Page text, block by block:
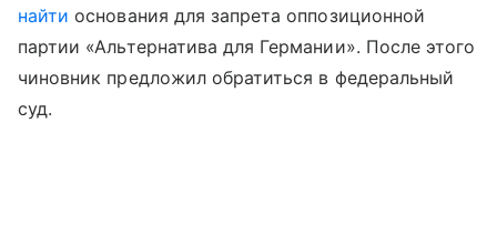
найти основания для запрета оппозиционной
партии «Альтернатива для Германии». После этого
чиновник предложил обратиться в федеральный
суд.